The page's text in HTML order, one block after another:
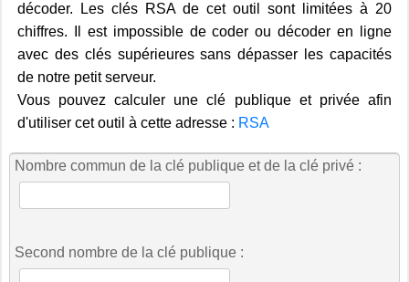
décoder. Les clés RSA de cet outil sont limitées à 20
chiffres. Il est impossible de coder ou décoder en ligne
avec des clés supérieures sans dépasser les capacités
de notre petit serveur.
Vous pouvez calculer une clé publique et privée afin
d'utiliser cet outil à cette adresse : RSA
Nombre commun de la clé publique et de la clé privé :
Second nombre de la clé publique :